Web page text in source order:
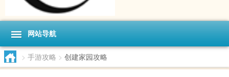
网站导航
> 手游攻略 > 创建家园攻略